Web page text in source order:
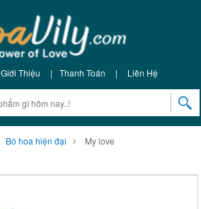
Giới Thiệu | Thanh Toán | Liên Hệ
Bó hoa hiện đại My love